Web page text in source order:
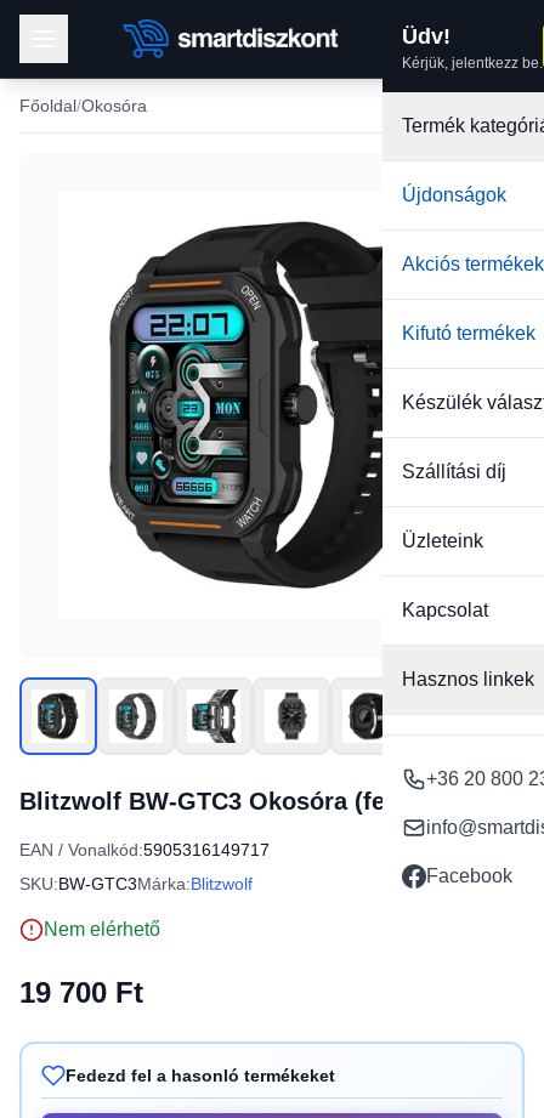
Üdv!
Kérjük, jelentkezz be.
Termék
Újdonságok
Akciós termékek
Kifutó termékek
Készülék
Szállítási díj
Üzleteink
Kapcsolat
Hasznos linkek
+36 20 800
Facebook
Főoldal Okosóra
Blitzwolf BW-GTC3 Okosóra (fekete)
EAN / Vonalkód:5905316149717
SKU:BW-GTC3Márka:Blitzwolf
Nem elérhető
19 700 Ft
Fedezd fel a hasonló termékeket